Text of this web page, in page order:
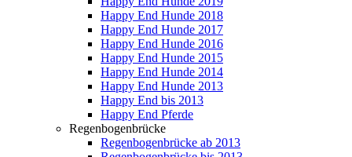
Happy End Hunde 2018
Happy End Hunde 2017
Happy End Hunde 2016
Happy End Hunde 2015
Happy End Hunde 2014
Happy End Hunde 2013
Happy End bis 2013
Happy End Pferde
Regenbogenbrücke
Regenbogenbrücke ab 2013